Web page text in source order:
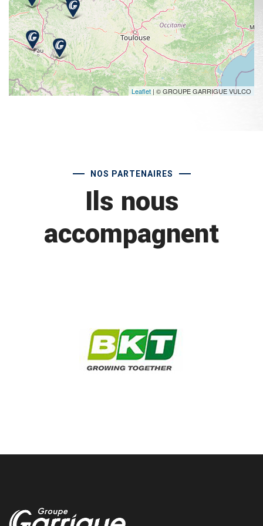
Leaflet | © GROUPE GARRIGUE VULCO
NOS PARTENAIRES
Ils nous
accompagnent
sarlat climatisation voiture